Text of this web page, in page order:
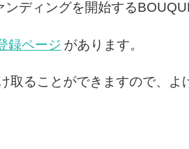
ディングを開始する
録ページ があります。
ることができますので、よ